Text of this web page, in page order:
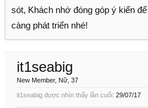
sót, Khách nhớ đóng góp ý kiến
càng phát triển nhé!
it1seabig
New Member, Nữ, 37
it1seabig được nhìn thấy lần cuối: 29/07/17